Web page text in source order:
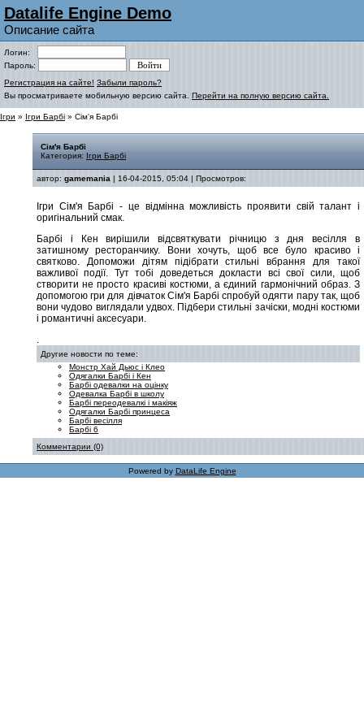
Datalife Engine Demo
Описание сайта
Логин:
Пароль:
Регистрация на сайте! Забыли пароль?
Вы просматриваете мобильную версию сайта. Перейти на полную версию сайта.
Ігри » Ігри Барбі » Сім'я Барбі
Сім'я Барбі
Категория: Ігри Барбі
автор: gamemania | 16-04-2015, 05:04 | Просмотров:
Ігри Сім'я Барбі - це відмінна можливість проявити свій талант і
оригінальний смак.
Барбі і Кен вирішили відсвяткувати річницю з дня весілля в
затишному ресторанчику. Вони хочуть, щоб все було красиво і
святково. Допоможи дітям підібрати стильні вбрання для такої
важливої події. Тут тобі доведеться докласти всі свої сили, щоб
створити не просто красиві костюми, а єдиний гармонічний образ. З
допомогою гри для дівчаток Сім'я Барбі спробуй одягти пару так, щоб
вони чудово виглядали удвох. Підбери стильні зачіски, модні костюми
і романтичні аксесуари.
.
Другие новости по теме:
Монстр Хай Дьюс і Клео
Одягалки Барбі і Кен
Барбі одевалки на оцінку
Одевалка Барбі в школу
Барбі переодевалкі і макіяж
Одягалки Барбі принцеса
Барбі весілля
Барбі 6
Комментарии (0)
Powered by DataLife Engine